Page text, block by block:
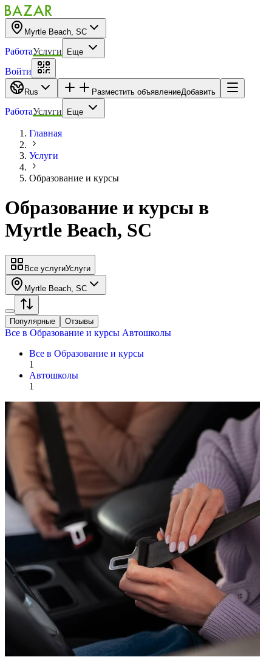
Myrtle Beach, SC
РаботаУслуги Еще
Войти
Rus Разместить объявлениеДобавить
РаботаУслуги Еще
Главная
Услуги
Образование и курсы
Образование и курсы в
Myrtle Beach, SC
Все услугиУслуги
Myrtle Beach, SC
Популярные Отзывы
Все в Образование и курсы Автошколы
Все в Образование и курсы
1
Автошколы
1